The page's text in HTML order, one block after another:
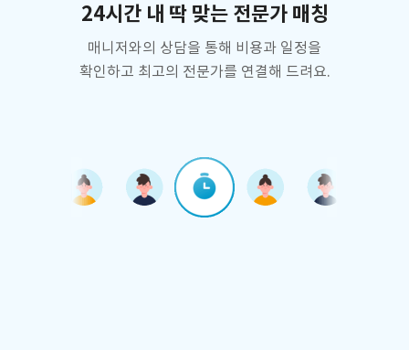
24시간 내 딱 맞는 전문가 매칭
매니저와의 상담을 통해 비용과 일정을
확인하고 최고의 전문가를 연결해 드려요.